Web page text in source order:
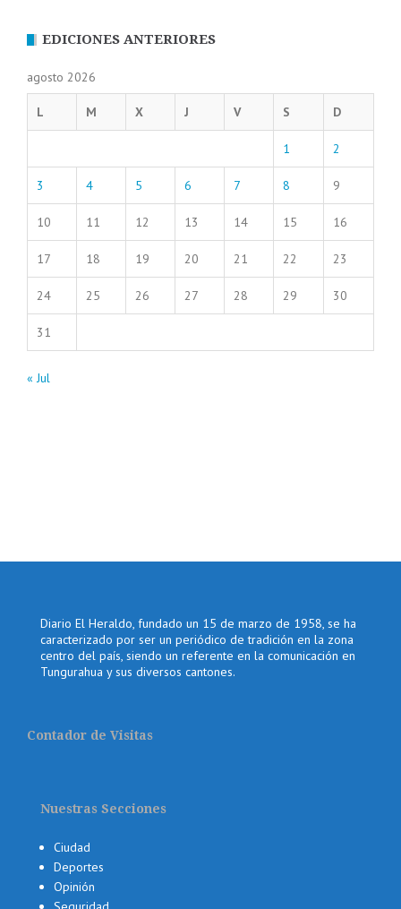
EDICIONES ANTERIORES
agosto 2026
L M X J V S D
1 2
3 4 5 6 7 8 9
10 11 12 13 14 15 16
17 18 19 20 21 22 23
24 25 26 27 28 29 30
31
« Jul
Diario El Heraldo, fundado un 15 de marzo de 1958, se ha
caracterizado por ser un periódico de tradición en la zona
centro del país, siendo un referente en la comunicación en
Tungurahua y sus diversos cantones.
Contador de Visitas
Nuestras Secciones
Ciudad
Deportes
Opinión